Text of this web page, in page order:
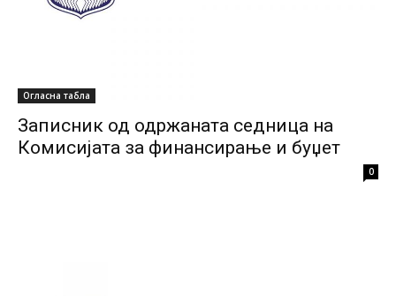
Огласна табла
Записник од одржаната седница на
Комисијата за финансирање и буџет
0